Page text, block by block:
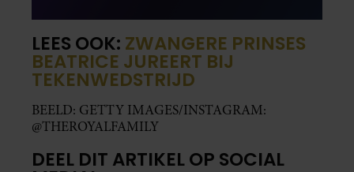
LEES OOK: ZWANGERE PRINSES
BEATRICE JUREERT BIJ
TEKENWEDSTRIJD
BEELD: GETTY IMAGES/INSTAGRAM:
@THEROYALFAMILY
DEEL DIT ARTIKEL OP SOCIAL